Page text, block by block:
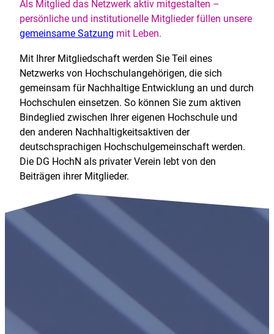
Als Mitglied das Netzwerk aktiv mitgestalten –
persönliche und institutionelle Mitglieder füllen unsere
gemeinsame Satzung mit Leben.
Mit Ihrer Mitgliedschaft werden Sie Teil eines
Netzwerks von Hochschulangehörigen, die sich
gemeinsam für Nachhaltige Entwicklung an und durch
Hochschulen einsetzen. So können Sie zum aktiven
Bindeglied zwischen Ihrer eigenen Hochschule und
den anderen Nachhaltigkeitsaktiven der
deutschsprachigen Hochschulgemeinschaft werden.
Die DG HochN als privater Verein lebt von den
Beiträgen ihrer Mitglieder.